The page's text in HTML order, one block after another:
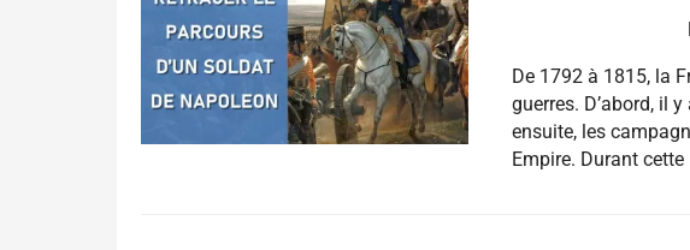
De 1792 à 1815, la
guerres. D’abord, il
ensuite, les
Empire. Durant cette